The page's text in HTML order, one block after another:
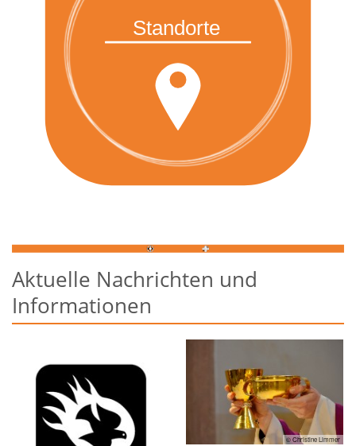
Aktuelle Nachrichten und
Informationen
© Christine Limmer